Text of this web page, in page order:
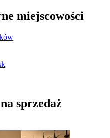
miejscowości
sprzedaż